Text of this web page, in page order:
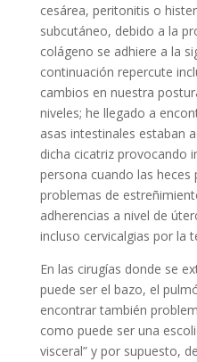
cesárea, peritonitis o
subcutáneo, debido a la
colágeno se adhiere a la
continuación repercute
cambios en nuestra
niveles; he llegado a
asas intestinales estaban
dicha cicatriz provocando
persona cuando las
problemas de
adherencias a nivel de
incluso cervicalgias por la
En las cirugías donde se
puede ser el bazo, el
encontrar también
como puede ser una
visceral” y por supuesto,